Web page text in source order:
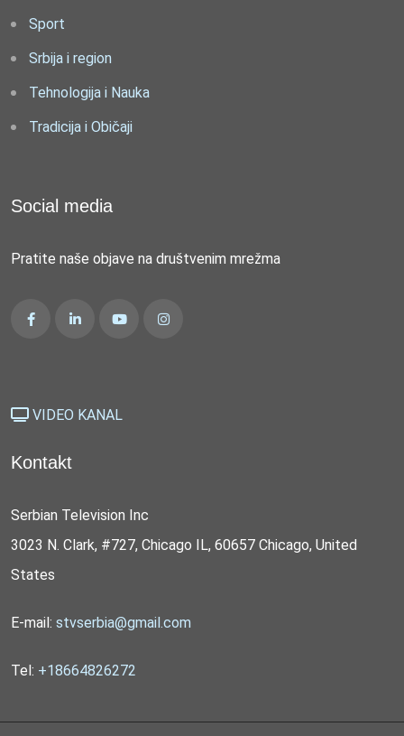
Sport
Srbija i region
Tehnologija i Nauka
Tradicija i Običaji
Social media
Pratite naše objave na društvenim mrežma
VIDEO KANAL
Kontakt
Serbian Television Inc
3023 N. Clark, #727, Chicago IL, 60657 Chicago, United
States
E-mail: stvserbia@gmail.com
Tel: +18664826272